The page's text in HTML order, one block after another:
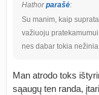
Hathorparašė:
Su manim, kaip
važiuoju
nes dabar tokia
Man atrodo toks
sąaugų ten randa,